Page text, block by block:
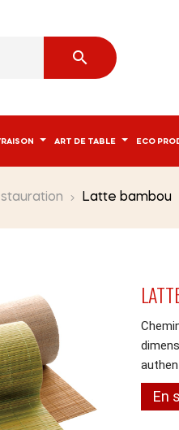

ART DE TABLE ECO
Latte bambou
En